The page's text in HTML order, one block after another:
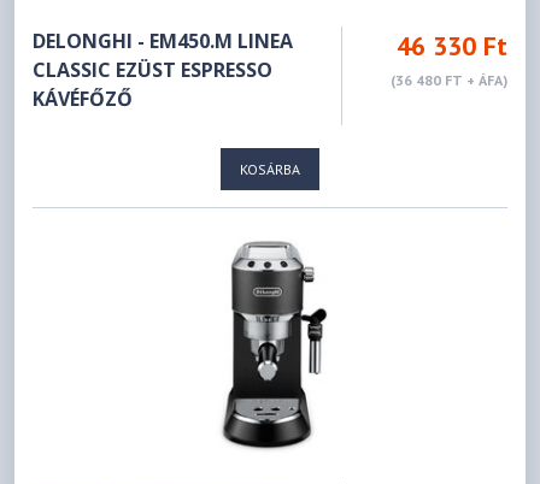
DELONGHI - EM450.M LINEA
CLASSIC EZÜST ESPRESSO
KÁVÉFŐZŐ
46 330 Ft
(36 480 FT + ÁFA)
KOSÁRBA